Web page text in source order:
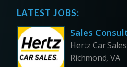
LATEST JOBS:
Sales
Hertz Car
Richmond, VA